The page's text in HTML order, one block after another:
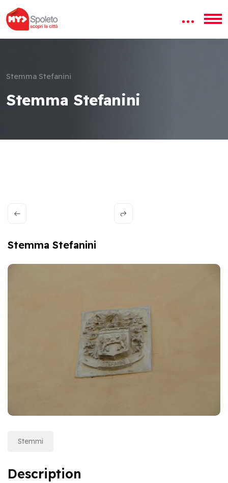
Stemma Stefanini
Stemma Stefanini
Stemma Stefanini
Stemmi
Description